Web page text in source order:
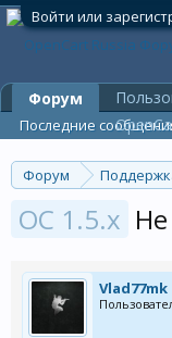
Войти или
Форум
OC 1.5.x
Vlad77mk
Форум
Последние